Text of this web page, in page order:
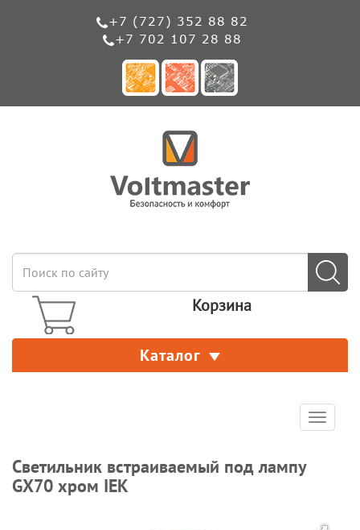
+7 (727) 352 88 82
+7 702 107 28 88
Корзина
Каталог
Toggle
Светильник встраиваемый под лампу
GX70 хром IEK